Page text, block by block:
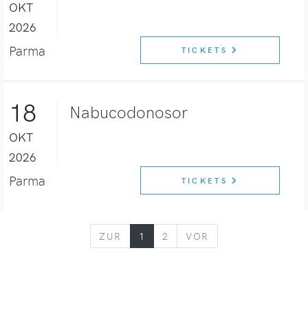
OKT
2026
Parma TICKETS
18
OKT
2026
Nabucodonosor
Parma TICKETS
ZUR ZURÜCK
1 2 VOR